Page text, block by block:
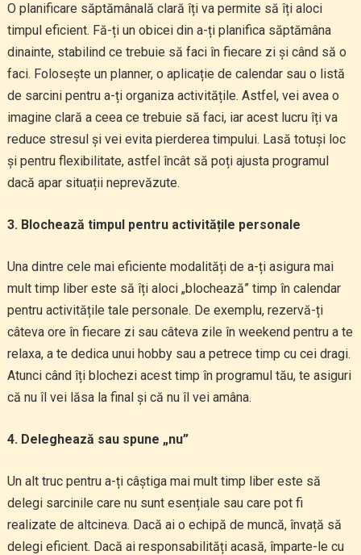
O planificare săptămânală clară îți va permite să îți aloci
timpul eficient. Fă-ți un obicei din a-ți planifica săptămâna
dinainte, stabilind ce trebuie să faci în fiecare zi și când să o
faci. Folosește un planner, o aplicație de calendar sau o listă
de sarcini pentru a-ți organiza activitățile. Astfel, vei avea o
imagine clară a ceea ce trebuie să faci, iar acest lucru îți va
reduce stresul și vei evita pierderea timpului. Lasă totuși loc
și pentru flexibilitate, astfel încât să poți ajusta programul
dacă apar situații neprevăzute.
3. Blochează timpul pentru activitățile personale
Una dintre cele mai eficiente modalități de a-ți asigura mai
mult timp liber este să îți aloci „blochează” timp în calendar
pentru activitățile tale personale. De exemplu, rezervă-ți
câteva ore în fiecare zi sau câteva zile în weekend pentru a te
relaxa, a te dedica unui hobby sau a petrece timp cu cei dragi.
Atunci când îți blochezi acest timp în programul tău, te asiguri
că nu îl vei lăsa la final și că nu îl vei amâna.
4. Deleghează sau spune „nu”
Un alt truc pentru a-ți câștiga mai mult timp liber este să
delegi sarcinile care nu sunt esențiale sau care pot fi
realizate de altcineva. Dacă ai o echipă de muncă, învață să
delegi eficient. Dacă ai responsabilități acasă, împarte-le cu